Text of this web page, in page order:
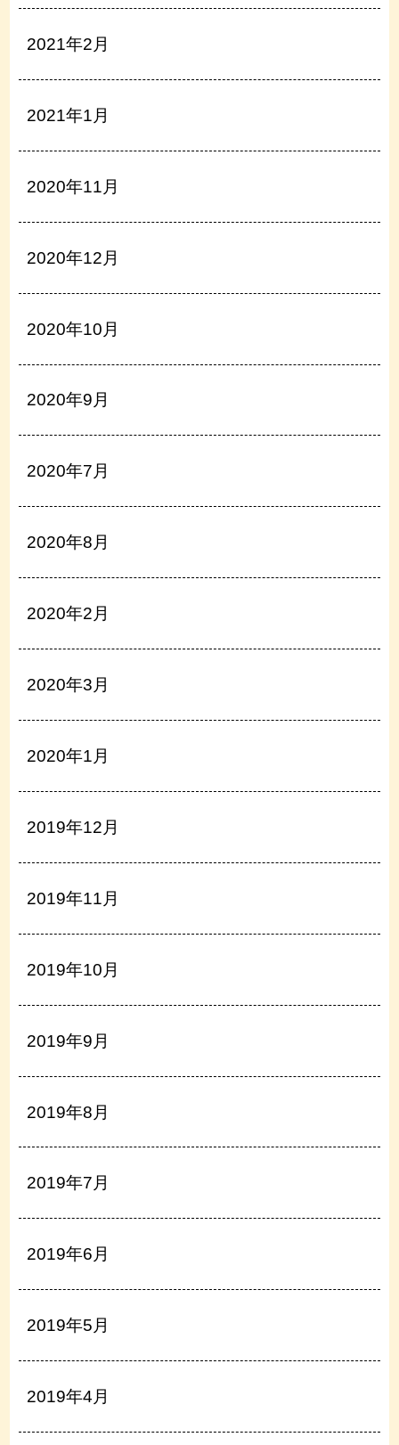
2021年2月
2021年1月
2020年11月
2020年12月
2020年10月
2020年9月
2020年7月
2020年8月
2020年2月
2020年3月
2020年1月
2019年12月
2019年11月
2019年10月
2019年9月
2019年8月
2019年7月
2019年6月
2019年5月
2019年4月